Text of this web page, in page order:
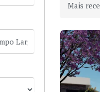
Ordenar